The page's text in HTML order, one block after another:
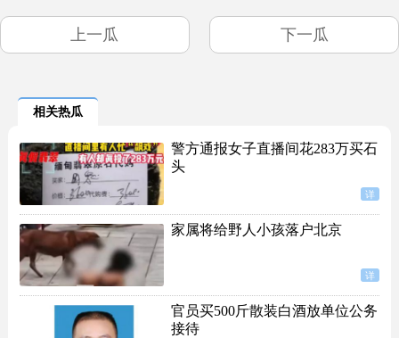
上一瓜 下一瓜
相关热瓜
警方通报女子直播间花283万买石
头
详
家属将给野人小孩落户北京
详
官员买500斤散装白酒放单位公务
接待